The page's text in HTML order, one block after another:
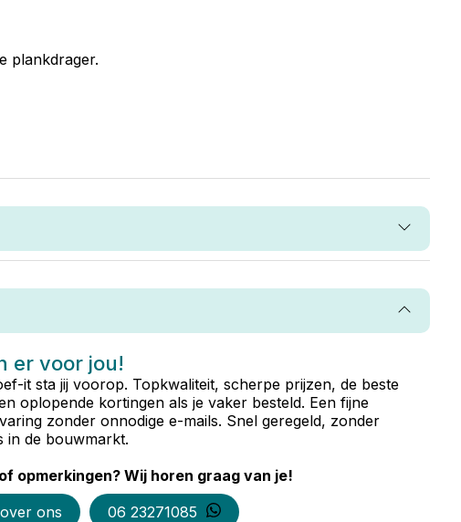
plankdrager.
er voor jou!
it sta jij voorop. Topkwaliteit, scherpe prijzen, de beste
oplopende kortingen als je vaker besteld. Een fijne
zonder onnodige e-mails. Snel geregeld, zonder
in de bouwmarkt.
opmerkingen? Wij horen graag van je!
ons
06 23271085